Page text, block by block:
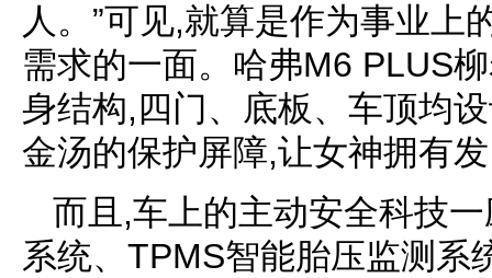
人。”可见,就算是作为事业上
需求的一面。哈弗M6 PLUS
身结构,四门、底板、车顶均
金汤的保护屏障,让女神拥有
而且,车上的主动安全科技
系统、TPMS智能胎压监测系